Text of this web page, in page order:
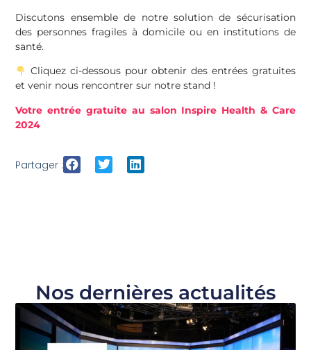
Discutons ensemble de notre solution de sécurisation
des personnes fragiles à domicile ou en institutions de
santé.
Cliquez ci-dessous pour obtenir des entrées gratuites
et venir nous rencontrer sur notre stand !
Votre entrée gratuite au salon Inspire Health & Care
2024
Partager :
Nos dernières actualités